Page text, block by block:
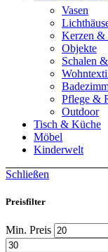
Vasen
Kerzen &
Objekte
Schalen
Pflege &
Outdoor
Tisch & Küche
Möbel
Kinderwelt
Schließen
Preisfilter
Min. Preis